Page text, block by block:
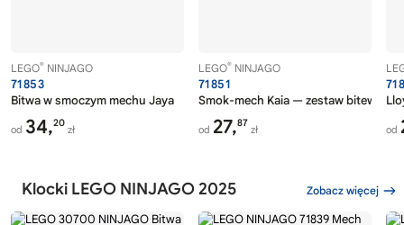
LEGO® NINJAGO
71853
Bitwa w smoczym mechu Jaya
od 34,20
zł
LEGO® NINJAGO
71851
Smok-mech Kaia — zestaw bitewny
od 27,87
zł od
Klocki LEGO NINJAGO 2025 Zobacz więcej